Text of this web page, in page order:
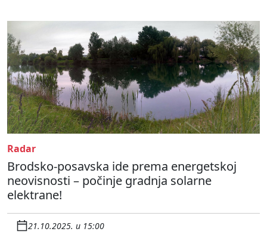
Radar
Brodsko-posavska ide prema energetskoj
neovisnosti – počinje gradnja solarne
elektrane!
21.10.2025. u 15:00